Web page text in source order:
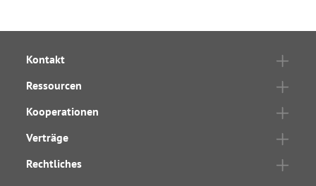
Kontakt
Ressourcen
Kooperationen
Verträge
Rechtliches